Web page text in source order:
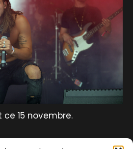
ce 15 novembre.